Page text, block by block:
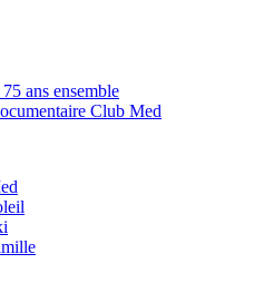
ans ensemble
Club Med